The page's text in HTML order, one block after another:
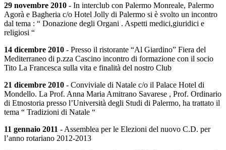
29 novembre 2010 - In interclub con Palermo Monreale, Palermo
Agorà e Bagheria c/o Hotel Jolly di Palermo si è svolto un incontro
dal tema : “ Donazione degli Organi . Aspetti medici,giuridici e
religiosi “
14 dicembre 2010 - Presso il ristorante “Al Giardino” Fiera del
Mediterraneo di p.zza Cascino incontro di formazione con il socio
Tito La Francesca sulla vita e finalità del nostro Club
21 dicembre 2010 - Conviviale di Natale c/o il Palace Hotel di
Mondello. La Prof. Anna Maria Amitrano Savarese , Prof. Ordinario
di Etnostoria presso l’Università degli Studi di Palermo, ha trattato il
tema “ Tradizioni di Natale “
11 gennaio 2011 - Assemblea per le Elezioni del nuovo C.D. per
l’anno rotariano 2012-2013